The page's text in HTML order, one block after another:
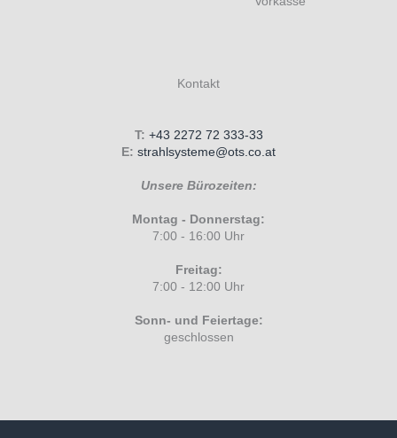
Kontakt
T: +43 2272 72 333-33
E: strahlsysteme@ots.co.at
Unsere Bürozeiten:
Montag - Donnerstag:
7:00 - 16:00 Uhr
Freitag:
7:00 - 12:00 Uhr
Sonn- und Feiertage:
geschlossen